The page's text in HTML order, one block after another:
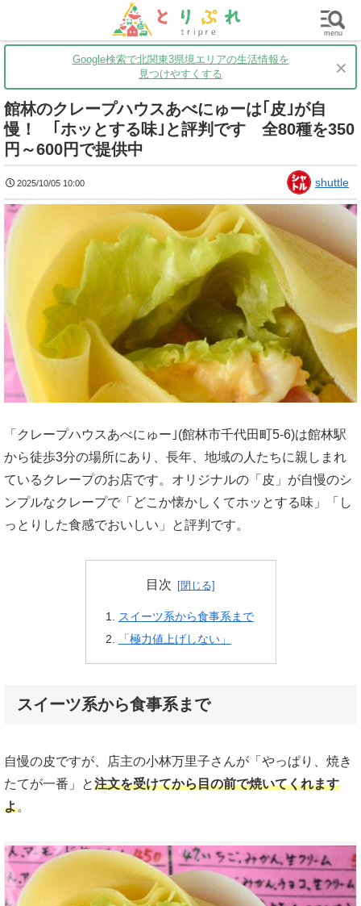
茨城 グルメ 買い物 子育て
Google検索で北関東3県境エリアの生活情報を
見つけやすくする
×
館林のクレープハウスあべにゅーは｢皮｣が自
慢！ ｢ホッとする味｣と評判です 全80種を350
円～600円で提供中
2025/10/05 10:00 shuttle
「クレープハウスあべにゅー｣(館林市千代田町5-6)は館林駅
から徒歩3分の場所にあり、長年、地域の人たちに親しまれ
ているクレープのお店です。オリジナルの「皮」が自慢のシ
ンプルなクレープで「どこか懐かしくてホッとする味」「し
っとりした食感でおいしい」と評判です。
目次
スイーツ系から食事系まで
「極力値上げしない」
スイーツ系から食事系まで
自慢の皮ですが、店主の小林万里子さんが「やっぱり、焼き
たてが一番」と注文を受けてから目の前で焼いてくれます
よ。
menu